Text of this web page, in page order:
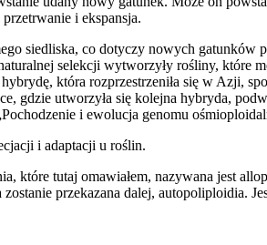
i ekspansja.
siedliska, co dotyczy nowych
selekcji wytworzyły rośliny, które
która rozprzestrzeniła się w Azji,
gdzie utworzyła się kolejna hybryda,
i ewolucja genomu
i adaptacji u roślin.
które tutaj omawiałem, nazywana jest
przekazana dalej, autopoliploidia.